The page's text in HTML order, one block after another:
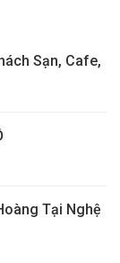
Sạn, Cafe,
Tại Nghệ